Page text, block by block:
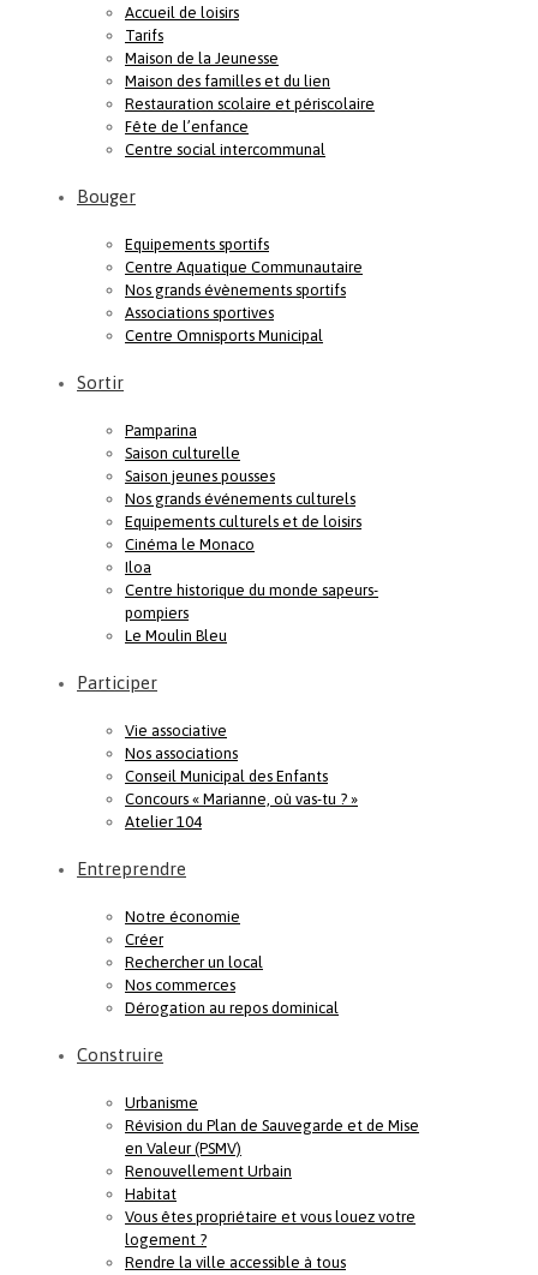
Accueil de loisirs
Tarifs
Maison de la Jeunesse
Maison des familles et du lien
Restauration scolaire et périscolaire
Fête de l’enfance
Centre social intercommunal
Bouger
Equipements sportifs
Centre Aquatique Communautaire
Nos grands évènements sportifs
Associations sportives
Centre Omnisports Municipal
Sortir
Pamparina
Saison culturelle
Saison jeunes pousses
Nos grands événements culturels
Equipements culturels et de loisirs
Cinéma le Monaco
Iloa
Centre historique du monde sapeurs-
pompiers
Le Moulin Bleu
Participer
Vie associative
Nos associations
Conseil Municipal des Enfants
Concours « Marianne, où vas-tu ? »
Atelier 104
Entreprendre
Notre économie
Créer
Rechercher un local
Nos commerces
Dérogation au repos dominical
Construire
Urbanisme
Révision du Plan de Sauvegarde et de Mise
en Valeur (PSMV)
Renouvellement Urbain
Habitat
Vous êtes propriétaire et vous louez votre
logement ?
Rendre la ville accessible à tous